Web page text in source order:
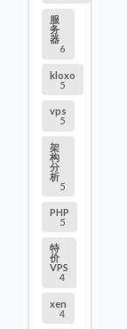
服
务
器
6
kloxo
5
vps
5
架
构
分
析
5
PHP
5
特
价
VPS
4
xen
4